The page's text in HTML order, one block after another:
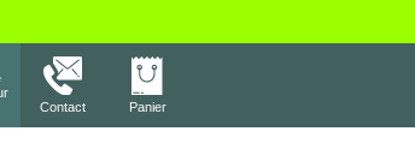
Contact
Panier